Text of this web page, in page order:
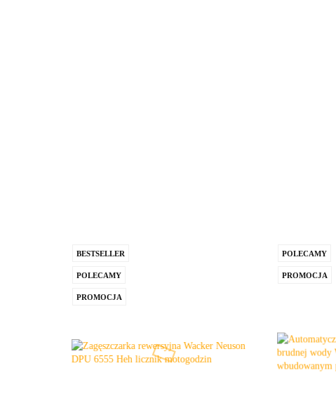
BESTSELLER
POLECAMY
PROMOCJA
POLECAMY
PROMOCJA